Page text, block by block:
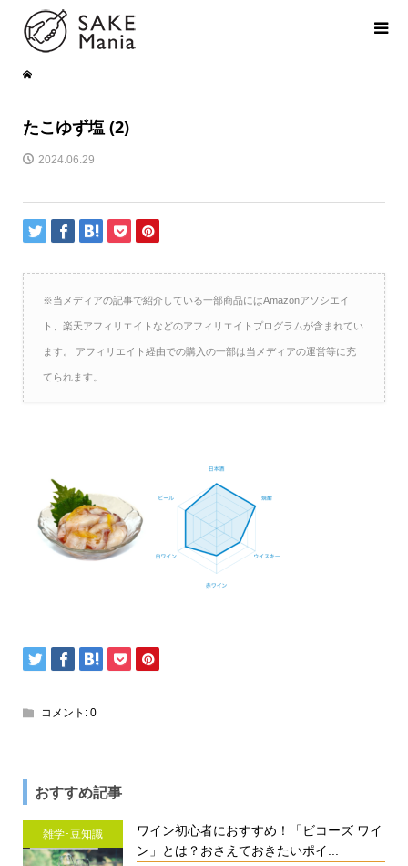
たこゆず塩 (2)
2024.06.29
※当メディアの記事で紹介している一部商品にはAmazonアソシエイ
ト、楽天アフィリエイトなどのアフィリエイトプログラムが含まれてい
ます。 アフィリエイト経由での購入の一部は当メディアの運営等に充
てられます。
コメント: 0
おすすめ記事
雑学･豆知識
ワイン初心者におすすめ！「ビコーズ ワイ
ン」とは？おさえておきたいポイ...